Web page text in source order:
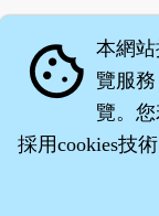
cookie 本網站
覽服
覽。
採用cookies技